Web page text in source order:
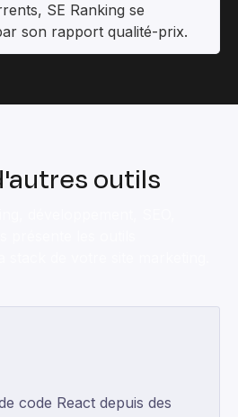
SE Ranking se
son rapport qualité-prix.
outils
code React depuis des